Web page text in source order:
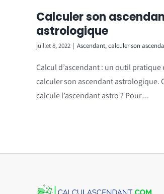
Calculer son
astrologique
juillet 8, 2022 | Ascendant,calculer son
Calcul d’ascendant : un outil
calculer son ascendant astrologique.
calcule l’ascendant astro ? Pour ...